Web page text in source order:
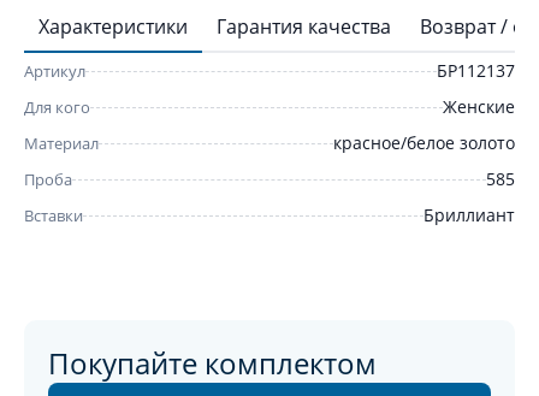
Характеристики Гарантия качества Возврат /
Артикул БР112137
Для кого Женские
Материал красное/белое золото
Проба 585
Вставки Бриллиант
Покупайте комплектом